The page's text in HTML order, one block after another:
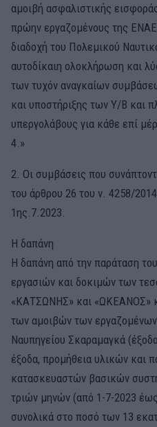
αμοιβή ασφαλιστικής
πρώην εργαζομένους της ΕΝΑΕ
διαδοχή του Πολεμικού
αυτοδίκαιη ολοκλήρωση και
των τυχόν αναγκαίων
και υποστήριξης των Υ/Β και
υπεργολάβους για κάθε επί
4.»
2. Οι συμβάσεις που
του άρθρου 26 του ν. 4258/
1ης.7.2023.
H δαπάνη
H δαπάνη από την παράταση
εργασιών και δοκιμών των
«ΚΑΤΣΩΝΗΣ» και «ΩΚΕΑΝΟΣ»
των αμοιβών των εργαζομένων
Ναυπηγείου Σκαραμαγκά
έξοδα, προμήθεια υλικών και
κατασκευαστών βασικών
τριών μηνών (από 1-7-2023
συνολικά στο ποσό των 13